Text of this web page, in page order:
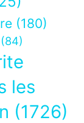
(180)
(84)
les
(1726)